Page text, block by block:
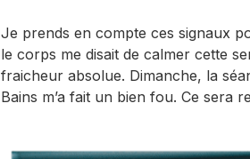
Je prends en compte ces signaux
le corps me disait de calmer cette
fraicheur absolue. Dimanche, la
Bains m’a fait un bien fou. Ce sera